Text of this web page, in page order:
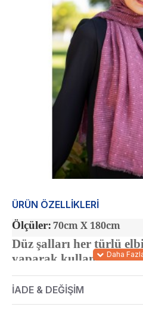
ÜRÜN ÖZELLIKLERI
Ölçüler:70cm X 180cm
Düz şalları her türlü
yaparak
alternatifleriyle
İADE & DEĞIŞIM